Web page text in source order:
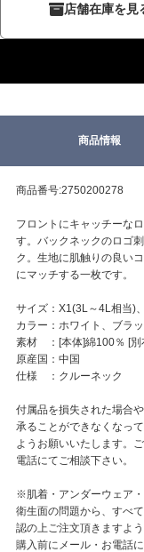
店舗在庫を見
商品情報
商品番号:2750200278
フロントにキャッチーな
す。バックネックのロゴ
ク。生地に肌触りの良い
にマッチする一枚です。
サイズ：X1(3L～4L相当)
カラー：ホワイト、ブラ
素材 ：[本体]綿100％ [別
原産国：中国
仕様 ：クルーネック
付属品を損失された場合
承ることができなくなっ
ようお願いいたします。
電話にてご相談下さい。
※肌着・アンダーウェア・
衛生面の問題から、すべ
認の上ご注文頂きますよ
購入前にメール・お電話に